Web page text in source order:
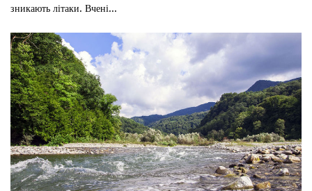
зникають літаки. Вчені...